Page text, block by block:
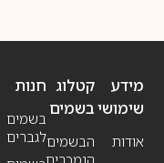
מידע
שימושי
אודות
חנות
בשמים
לגברים
קטלוג
בשמים
הבשמים